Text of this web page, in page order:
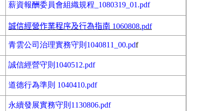
薪資報酬委員會組織規程_1080319_01.pdf
誠信經營作業程序及行為指南 1060808.pdf
青雲公司治理實務守則1040811_00.pdf
誠信經營守則1040512.pdf
道德行為準則 1040410.pdf
永續發展實務守則1130806.pdf